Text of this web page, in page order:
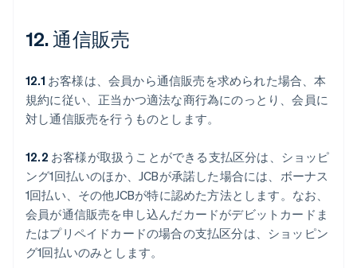
12. 通信販売
12.1 お客様は、会員から通信販売を求められた場合、本
規約に従い、正当かつ適法な商行為にのっとり、会員に
対し通信販売を行うものとします。
12.2 お客様が取扱うことができる支払区分は、ショッピ
ング1回払いのほか、JCBが承諾した場合には、ボーナス
1回払い、その他JCBが特に認めた方法とします。なお、
会員が通信販売を申し込んだカードがデビットカードま
たはプリペイドカードの場合の支払区分は、ショッピン
グ1回払いのみとします。